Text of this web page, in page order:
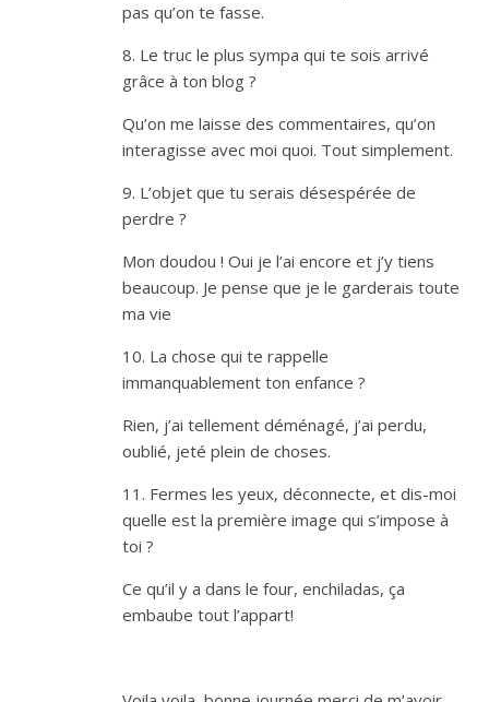
pas qu’on te fasse.
8. Le truc le plus sympa qui te sois arrivé
grâce à ton blog ?
Qu’on me laisse des commentaires, qu’on
interagisse avec moi quoi. Tout simplement.
9. L’objet que tu serais désespérée de
perdre ?
Mon doudou ! Oui je l’ai encore et j’y tiens
beaucoup. Je pense que je le garderais toute
ma vie
10. La chose qui te rappelle
immanquablement ton enfance ?
Rien, j’ai tellement déménagé, j’ai perdu,
oublié, jeté plein de choses.
11. Fermes les yeux, déconnecte, et dis-moi
quelle est la première image qui s’impose à
toi ?
Ce qu’il y a dans le four, enchiladas, ça
embaube tout l’appart!